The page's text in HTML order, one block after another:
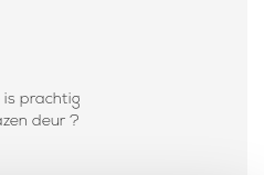
is prachtig
deur ?